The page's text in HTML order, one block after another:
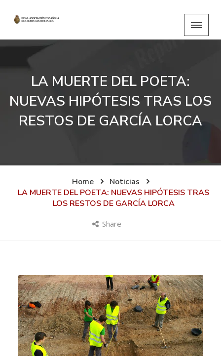
LA MUERTE DEL POETA:
NUEVAS HIPÓTESIS TRAS LOS
RESTOS DE GARCÍA LORCA
Home
Noticias
LA MUERTE DEL POETA: NUEVAS HIPÓTESIS TRAS
LOS RESTOS DE GARCÍA LORCA
Share